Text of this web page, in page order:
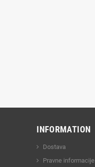
INFORMATION
Dostava
Pravne informacije